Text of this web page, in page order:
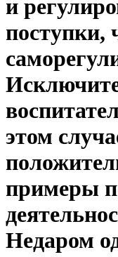
и
поступки,
этом
примеры
Недаром